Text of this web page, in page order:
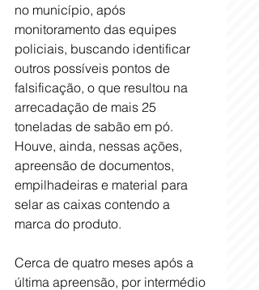
no município, após
monitoramento das equipes
policiais, buscando identificar
outros possíveis pontos de
falsificação, o que resultou na
arrecadação de mais 25
toneladas de sabão em pó.
Houve, ainda, nessas ações,
apreensão de documentos,
empilhadeiras e material para
selar as caixas contendo a
marca do produto.
Cerca de quatro meses após a
última apreensão, por intermédio